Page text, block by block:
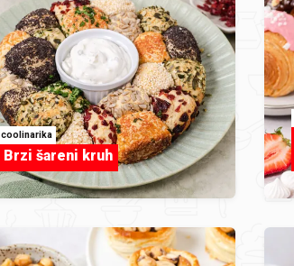
coolinarika
Brzi šareni kruh